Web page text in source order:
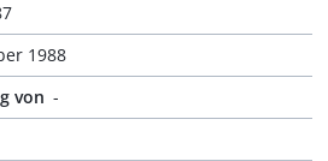
1988
von -